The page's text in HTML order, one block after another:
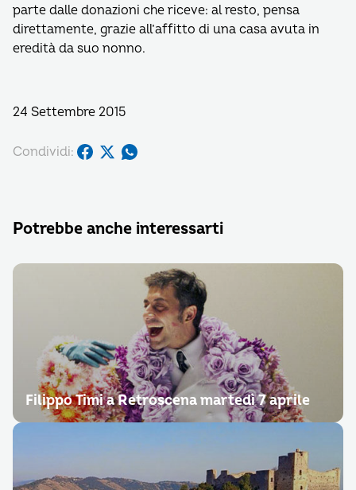
parte dalle donazioni che riceve: al resto, pensa
direttamente, grazie all’affitto di una casa avuta in
eredità da suo nonno.
24 Settembre 2015
Condividi:
Potrebbe anche interessarti
Filippo Timi a Retroscena martedì 7 aprile